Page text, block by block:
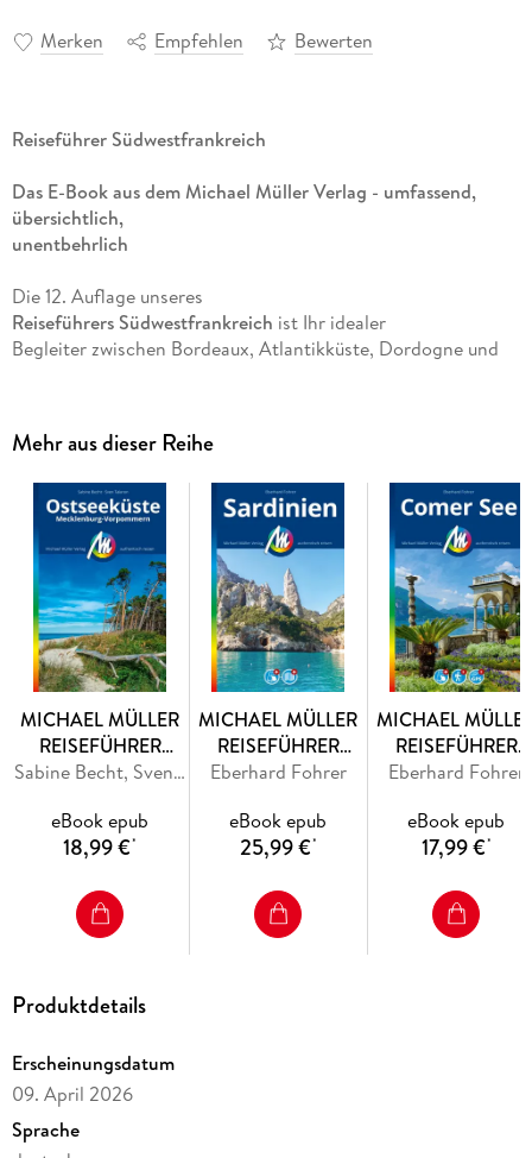
Merken Empfehlen Bewerten
Reiseführer Südwestfrankreich
Das E-Book aus dem Michael Müller Verlag - umfassend,
übersichtlich,
unentbehrlich
Die 12. Auflage unseres
Reiseführers Südwestfrankreich ist Ihr idealer
Begleiter zwischen Bordeaux, Atlantikküste, Dordogne und
Unterkunft ist geprüft, jedes Restaurant getestet, jede Route
selbst gegangen.
Die Kölnische Rundschau nennt das Buch eine »höchst
informative Schatzkiste«.
Ihre Vorteile auf einen Blick
384 Seitenvoller Geheimtipps und Hintergrundwissen
173 Farbfotosmit authentischen Eindrücken
44 Karten
und Pläne
Kennzeichnung von
jederzeit griffbereit auf Ihrem
E-Reader, Tablet oder Smartphone
Mehr aus dieser Reihe
MICHAEL MÜLLER
REISEFÜHRER
Ostseeküste
Vorpommern
Sabine Becht, Sven Talaron
eBook epub
18,99 €*
MICHAEL MÜLLER
REISEFÜHRER
Sardinien
Eberhard Fohrer
eBook epub
25,99 €*
MICHAEL
REISEFÜHRER
Comer See
Eberhard Fohrer
eBook epub
17,99 €*
Produktdetails
Erscheinungsdatum
09. April 2026
Sprache